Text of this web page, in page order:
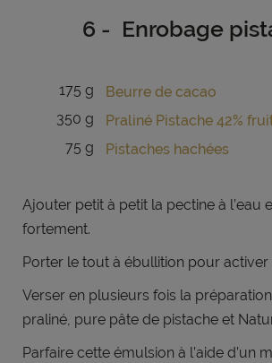
6 - Enrobage
175 g
Beurre de cacao
350 g
Praliné Pistache 42%
75 g
Pistaches hachées
Ajouter petit à petit la pectine à l’eau
fortement.
Porter le tout à ébullition pour activer
Verser en plusieurs fois la
praliné, pure pâte de pistache et
Parfaire cette émulsion à l’aide d’un